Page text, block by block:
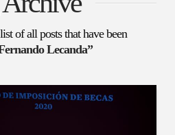
of all posts that have been
Lecanda”